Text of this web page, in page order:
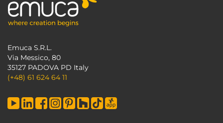
Emuca S.R.L.
Via Messico, 80
35127 PADOVA PD Italy
(+48) 61 624 64 11